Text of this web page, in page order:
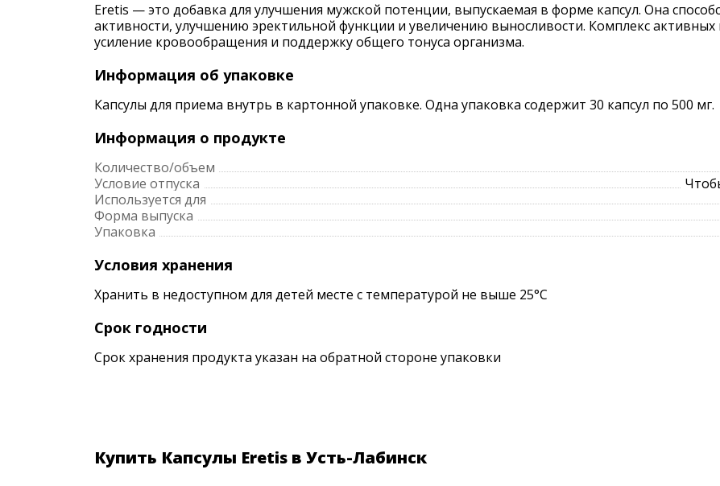
Eretis — это добавка для улучшения мужской потенции, выпускаемая в форме капсул. Она
активности, улучшению эректильной функции и увеличению выносливости. Комплекс
усиление кровообращения и поддержку общего тонуса организма.
Информация об упаковке
Капсулы для приема внутрь в картонной упаковке. Одна упаковка содержит 30 капсул по 500 мг.
Информация о продукте
Количество/объем
Условие отпуска
Используется для
Форма выпуска
Упаковка
Условия хранения
Хранить в недоступном для детей месте с температурой не выше 25°C
Срок годности
Срок хранения продукта указан на обратной стороне упаковки
Купить Капсулы Eretis в Усть-Лабинск